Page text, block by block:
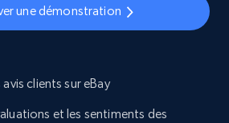
une démonstration
avis clients sur eBay
et les sentiments des